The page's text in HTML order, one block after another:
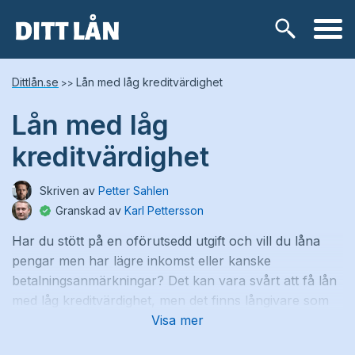
Lånetyper
Snabblån
Kontokredit
Privatlån
Låneförmedlare
Samlingslån
Dittlån.se >> Lån med låg kreditvärdighet
Lån med låg
kreditvärdighet
Skriven av Petter Sahlen
Granskad av Karl Pettersson
Har du stött på en oförutsedd utgift och vill du låna
pengar men har lägre inkomst eller kanske
betalningsanmärkningar? Det kan vara svårt att få lån
med låg kreditvärdighet, men det finns långivare som
ställer lägre krav på dig som sökande.
Visa mer